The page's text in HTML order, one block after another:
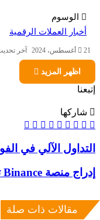
الوسوم
أخبار العملات الرقمية
21 أغسطس، 2024 آخر تحديث: 21 أغسطس،
اظهر المزيد
إتبعنا
شاركها
فيسبوك ‫X
لينكدإن
بينتيريستماسنجر
ماسنجر
واتساب
التداول
في
الفوكس
الرقمية
أيهما
التداول الآلي في
إدراج
منصة
توكن
DOGS
إدراج منصة Binance توكن DOGS
مقالات ذات صلة